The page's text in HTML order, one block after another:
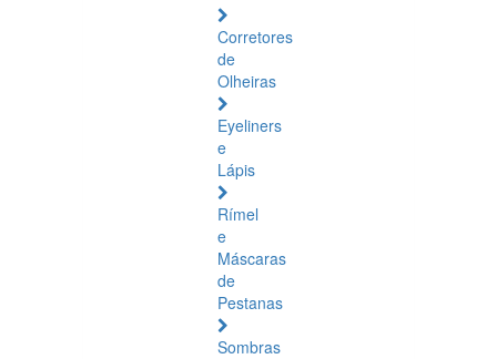
Corretores
de
Olheiras
Eyeliners
e
Lápis
Rímel
e
Máscaras
de
Pestanas
Sombras